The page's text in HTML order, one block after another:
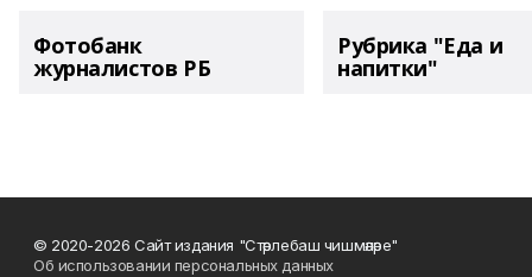
Фотобанк
журналистов РБ
Рубрика "Еда и
напитки"
© 2020-2026 Сайт издания "Стәрлебаш чишмәләре"
Об использовании персональных данных